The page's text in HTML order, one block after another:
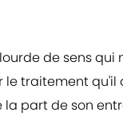
de sens qui
le traitement qu'il
part de son